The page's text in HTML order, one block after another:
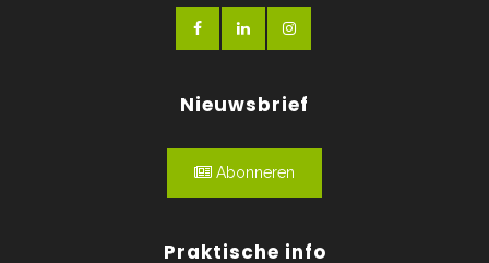
Nieuwsbrief
Abonneren
Praktische info